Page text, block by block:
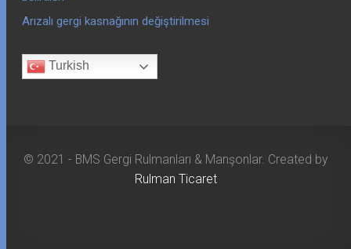
Arızalı gergi kasnağının değiştirilmesi
Turkish
© 2021 - BMS Gergi Rulmanları & Manşonlar. Created by
Rulman Ticaret